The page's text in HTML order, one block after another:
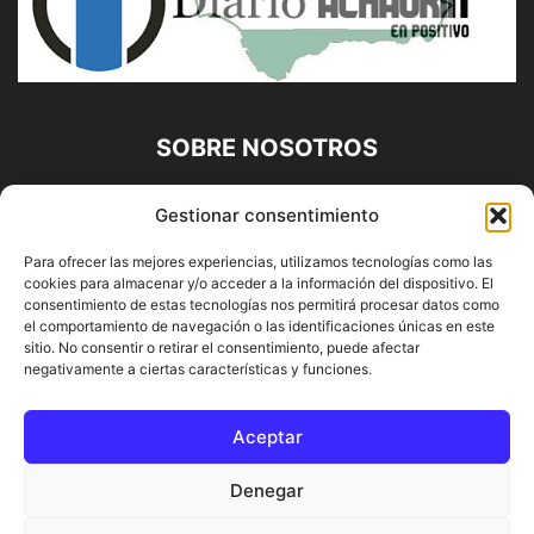
Gestionar consentimiento
Para ofrecer las mejores experiencias, utilizamos tecnologías como las
cookies para almacenar y/o acceder a la información del dispositivo. El
consentimiento de estas tecnologías nos permitirá procesar datos como
el comportamiento de navegación o las identificaciones únicas en este
sitio. No consentir o retirar el consentimiento, puede afectar
negativamente a ciertas características y funciones.
Aceptar
Denegar
SOBRE NOSOTROS
Diario Alhaurín (www.alhaurindelatorre.com) Propiedad de
Francisco E. López López | 639 95 71 95 | Noticias de
Alhaurín de la Torre, Málaga y Provincia|
Contáctanos:info@alhaurindelatorre.com
SÍGUENOS